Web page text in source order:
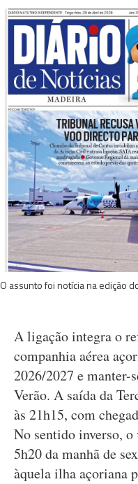
O assunto foi notícia na edição
A ligação integra o
companhia aérea
2026/2027 e manter-
Verão. A saída da
às 21h15, com
No sentido inverso, o
5h20 da manhã de
àquela ilha açoriana